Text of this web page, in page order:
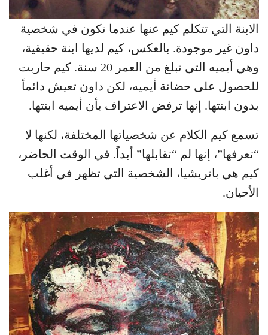
الابنة التي تتكلم كيم عنها عندما تكون في شخصية
داون غير موجودة. بالعكس، كيم لديها ابنة حقيقية،
وهي أيميه التي تبلغ من العمر 20 سنة. كيم حاربت
للحصول على حضانة أيميه، لكن داون تعيش دائماً
بدون ابنتها. إنها ترفض الاعتراف بأن أيميه ابنتها.
تسمع كيم الكلام عن شخصياتها المختلفة، لكنها لا
“تعرفها”، إنها لم “تقابلها” أبداً. في الوقت الحاضر،
كيم هي باتريشيا، الشخصية التي تظهر في أغلب
الأحيان.